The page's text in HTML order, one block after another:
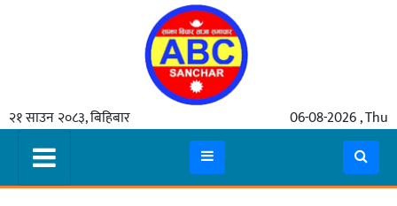
२१ साउन २०८३, बिहिबार 06-08-2026 , Thu
समाचार
मुख्य
समाचार